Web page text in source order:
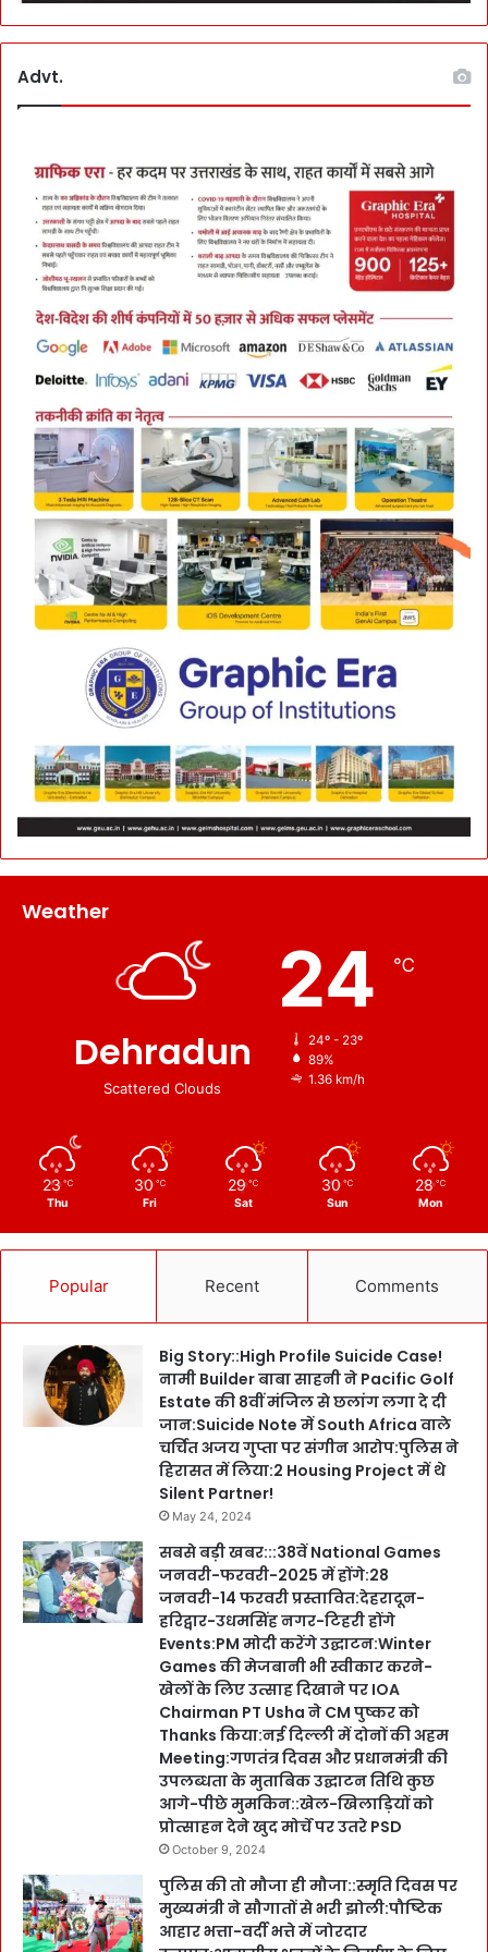
Advt.
Weather
Dehradun
Scattered Clouds
24 ℃
24º - 23º
89%
1.36 km/h
23 ℃
Thu
30 ℃
Fri
29 ℃
Sat
30 ℃
Sun
28 ℃
Mon
Popular Recent Comments
Big Story::High Profile Suicide Case!
नामी Builder बाबा साहनी ने Pacific Golf
Estate की 8वीं मंजिल से छलांग लगा दे दी
जान:Suicide Note में South Africa वाले
चर्चित अजय गुप्ता पर संगीन आरोप:पुलिस ने
हिरासत में लिया:2 Housing Project में थे
Silent Partner!
May 24, 2024
सबसे बड़ी खबर:::38वें National Games
जनवरी-फरवरी-2025 में होंगे:28
जनवरी-14 फरवरी प्रस्तावित:देहरादून-
हरिद्वार-उधमसिंह नगर-टिहरी होंगे
Events:PM मोदी करेंगे उद्घाटन:Winter
Games की मेजबानी भी स्वीकार करने-
खेलों के लिए उत्साह दिखाने पर IOA
Chairman PT Usha ने CM पुष्कर को
Thanks किया:नई दिल्ली में दोनों की अहम
Meeting:गणतंत्र दिवस और प्रधानमंत्री की
उपलब्धता के मुताबिक उद्घाटन तिथि कुछ
आगे-पीछे मुमकिन::खेल-खिलाड़ियों को
प्रोत्साहन देने खुद मोर्चे पर उतरे PSD
October 9, 2024
पुलिस की तो मौजा ही मौजा::स्मृति दिवस पर
मुख्यमंत्री ने सौगातों से भरी झोली:पौष्टिक
आहार भत्ता-वर्दी भत्ते में जोरदार